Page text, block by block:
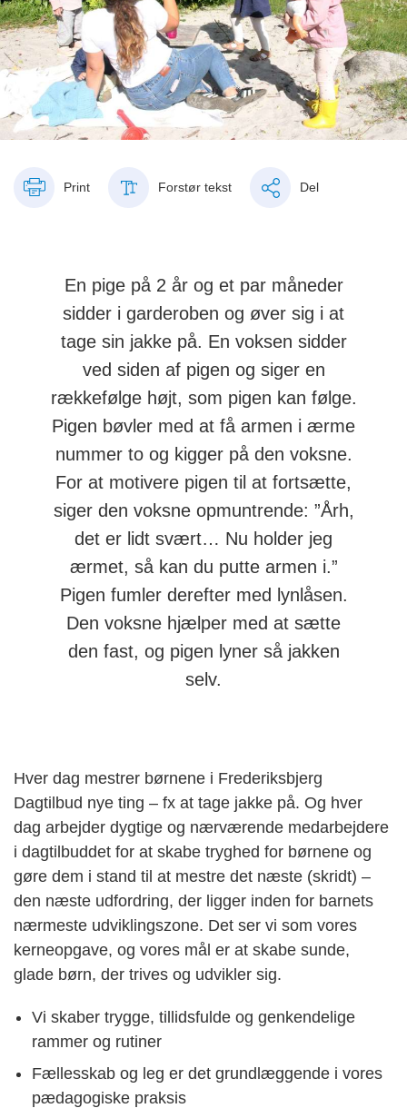
Print Forstør tekst Del
En pige på 2 år og et par måneder
sidder i garderoben og øver sig i at
tage sin jakke på. En voksen sidder
ved siden af pigen og siger en
rækkefølge højt, som pigen kan følge.
Pigen bøvler med at få armen i ærme
nummer to og kigger på den voksne.
For at motivere pigen til at fortsætte,
siger den voksne opmuntrende: ”Årh,
det er lidt svært… Nu holder jeg
ærmet, så kan du putte armen i.”
Pigen fumler derefter med lynlåsen.
Den voksne hjælper med at sætte
den fast, og pigen lyner så jakken
selv.
Hver dag mestrer børnene i Frederiksbjerg
Dagtilbud nye ting – fx at tage jakke på. Og hver
dag arbejder dygtige og nærværende medarbejdere
i dagtilbuddet for at skabe tryghed for børnene og
gøre dem i stand til at mestre det næste (skridt) –
den næste udfordring, der ligger inden for barnets
nærmeste udviklingszone. Det ser vi som vores
kerneopgave, og vores mål er at skabe sunde,
glade børn, der trives og udvikler sig.
Vi skaber trygge, tillidsfulde og genkendelige
rammer og rutiner
Fællesskab og leg er det grundlæggende i vores
pædagogiske praksis